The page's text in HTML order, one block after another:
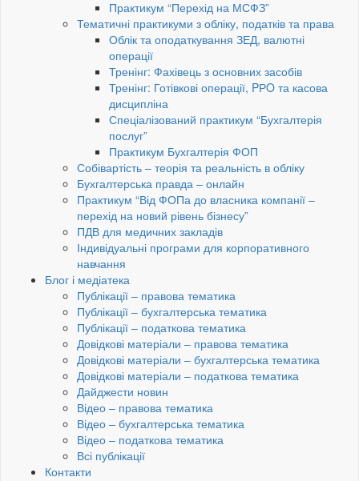
Практикум “Перехід на МСФЗ”
Тематичні практикуми з обліку, податків та права
Облік та оподаткування ЗЕД, валютні
операції
Тренінг: Фахівець з основних засобів
Тренінг: Готівкові операції, PРO та касова
дисципліна
Спеціалізований практикум “Бухгалтерія
послуг”
Практикум Бухгалтерія ФОП
Собівартість – теорія та реальність в обліку
Бухгалтерська правда – онлайн
Практикум “Від ФОПа до власника компанії –
перехід на новий рівень бізнесу”
ПДВ для медичних закладів
Індивідуальні програми для корпоративного
навчання
Блог і медіатека
Публікації – правова тематика
Публікації – бухгалтерська тематика
Публікації – податкова тематика
Довідкові матеріали – правова тематика
Довідкові матеріали – бухгалтерська тематика
Довідкові матеріали – податкова тематика
Дайджести новин
Відео – правова тематика
Відео – бухгалтерська тематика
Відео – податкова тематика
Всі публікації
Контакти